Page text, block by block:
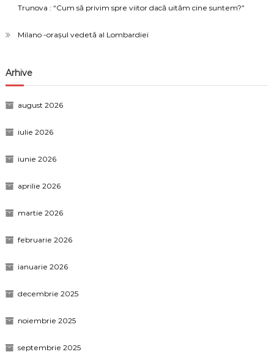
Trunova : “Cum să privim spre viitor dacă uităm cine suntem?”
Milano -orașul vedetă al Lombardiei
Arhive
august 2026
iulie 2026
iunie 2026
aprilie 2026
martie 2026
februarie 2026
ianuarie 2026
decembrie 2025
noiembrie 2025
septembrie 2025